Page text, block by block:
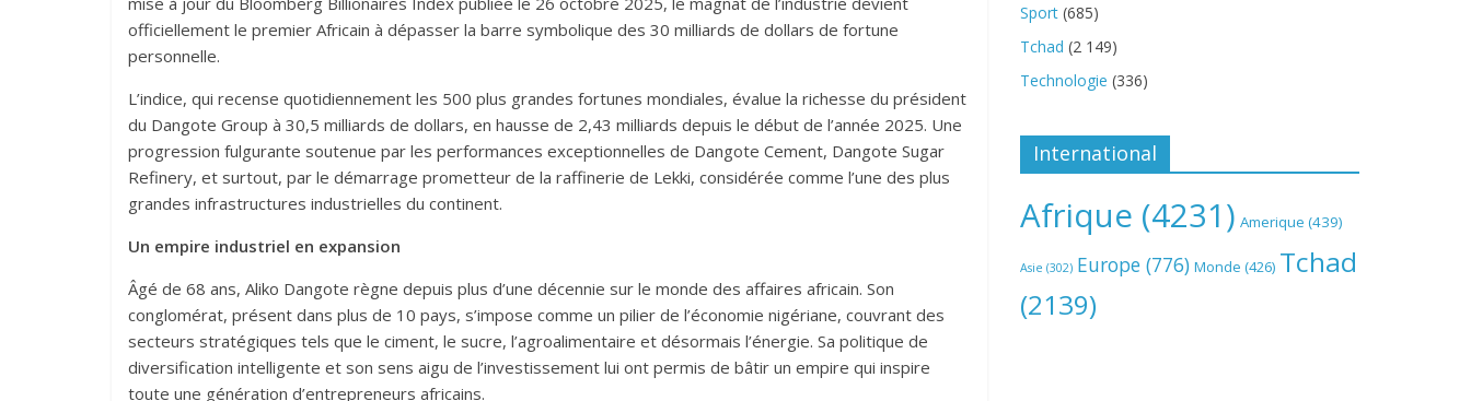
officiellement le premier Africain à dépasser la barre symbolique des 30 milliards de dollars de fortune
personnelle.
L’indice, qui recense quotidiennement les 500 plus grandes fortunes mondiales, évalue la richesse du président
du Dangote Group à 30,5 milliards de dollars, en hausse de 2,43 milliards depuis le début de l’année 2025. Une
progression fulgurante soutenue par les performances exceptionnelles de Dangote Cement, Dangote Sugar
Refinery, et surtout, par le démarrage prometteur de la raffinerie de Lekki, considérée comme l’une des plus
grandes infrastructures industrielles du continent.
Un empire industriel en expansion
Âgé de 68 ans, Aliko Dangote règne depuis plus d’une décennie sur le monde des affaires africain. Son
conglomérat, présent dans plus de 10 pays, s’impose comme un pilier de l’économie nigériane, couvrant des
secteurs stratégiques tels que le ciment, le sucre, l’agroalimentaire et désormais l’énergie. Sa politique de
diversification intelligente et son sens aigu de l’investissement lui ont permis de bâtir un empire qui inspire
toute une génération d’entrepreneurs africains.
Sport (685)
Tchad (2 149)
Technologie (336)
International
Afrique (4231) Amerique (439)
Asie (302) Europe (776) Monde (426) Tchad
(2139)